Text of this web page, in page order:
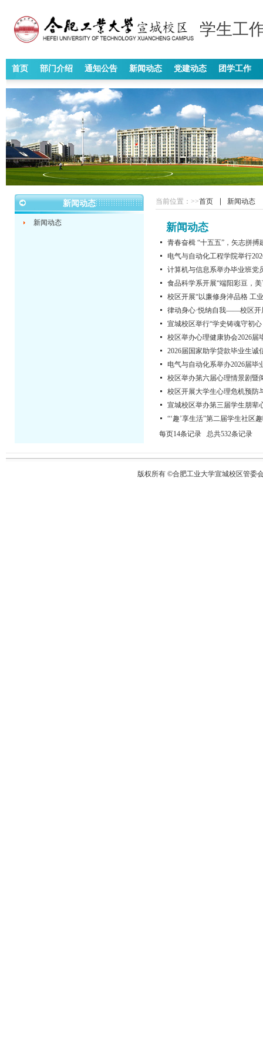
学生工
首页 部门介绍 通知公告 新闻动态 党建动态 团学工作
新闻动态
新闻动态
当前位置： >>首页 新闻动态
新闻动态
青春奋楫 “十五五”，矢志拼
电气与自动化工程学院举行
计算机与信息系举办毕业班党
食品科学系开展“端阳彩豆，
校区开展“以廉修身淬品格 工
律动身心·悦纳自我——校区开
宣城校区举行“学史铸魂守初
校区举办心理健康协会2026届
2026届国家助学贷款毕业生
电气与自动化系举办2026届
校区举办第六届心理情景剧暨
校区开展大学生心理危机预防
宣城校区举办第三届学生朋辈
“‘趣’享生活”第二届学生社区
每页14条记录 总共532条记录
版权所有 ©合肥工业大学宣城校区管委